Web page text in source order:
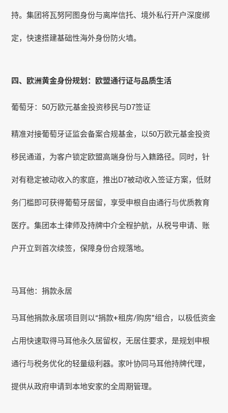
持。集团将瓦努阿图身份与离岸信托、境外私行开户深度绑
定，快速搭建基础性海外身份防火墙。
四、欧洲黄金身份规划：欧盟通行证与品质生活
葡萄牙：50万欧元基金投资移民与D7签证
精准对接葡萄牙证监会备案合规基金，以50万欧元基金投资
移民通道，为客户锁定欧盟高端身份与入籍路径。同时，针
对有稳定被动收入的家庭，推出D7被动收入签证方案，低财
务门槛即可获得葡萄牙居留，享受申根自由通行与优质教育
医疗。集团本土律师及持牌中介全程护航，从税号申请、账
户开立到首次续签，保障身份合规落地。
马耳他：捐款永居
马耳他捐款永居项目则以“捐款+租房/购房”组合，以极低资金
占用快速取得马耳他永久居留权，无居住要求，是规划申根
通行与税务优化的轻量级利器。家叶协同马耳他持牌代理，
提供从政府申请到本地安家的全周期管理。